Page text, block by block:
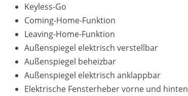
Keyless-Go
Coming-Home-Funktion
Leaving-Home-Funktion
Außenspiegel elektrisch verstellbar
Außenspiegel beheizbar
Außenspiegel elektrisch anklappbar
Elektrische Fensterheber vorne und hinten